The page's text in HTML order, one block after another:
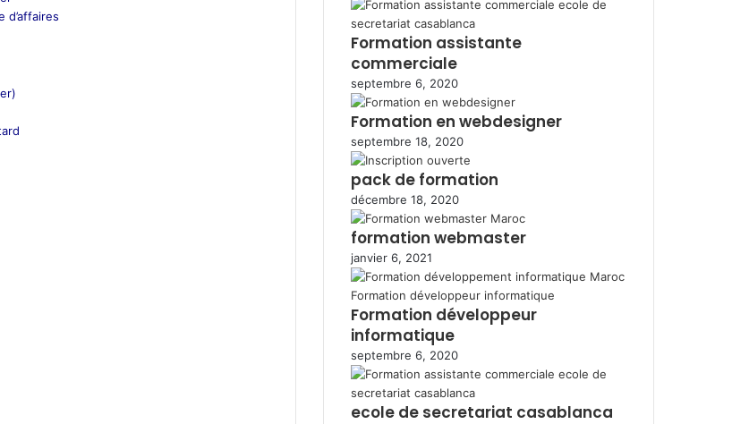
Formation assistante
commerciale
septembre 6, 2020
Formation en webdesigner
septembre 18, 2020
pack de formation
décembre 18, 2020
formation webmaster
janvier 6, 2021
Formation développeur
informatique
septembre 6, 2020
ecole de secretariat casablanca